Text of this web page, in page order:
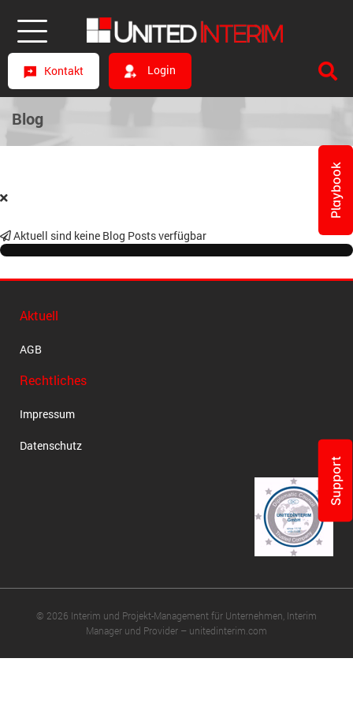
Kontakt Login
Blog
Aktuell sind keine Blog Posts verfügbar
Aktuell
AGB
Rechtliches
Impressum
Datenschutz
© 2026 Interim und Projekt-Management für Unternehmen, Interim
Manager und Provider – unitedinterim.com
Playbook
Support